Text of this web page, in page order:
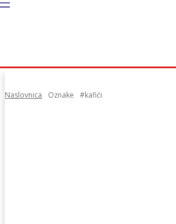
Naslovnica Oznake #kafići